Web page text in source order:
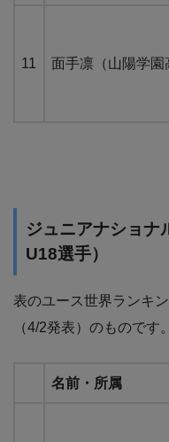
11 面手凛（山陽学園
ジュニアナショナ
U18選手）
表のユース世界ランキ
（4/2発表）のものです。
名前・所属